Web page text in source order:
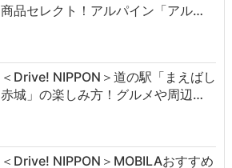
商品セレクト！アルパイン「アル…
＜Drive! NIPPON＞道の駅「まえばし
赤城」の楽しみ方！グルメや周辺…
＜Drive! NIPPON＞MOBILAおすすめ